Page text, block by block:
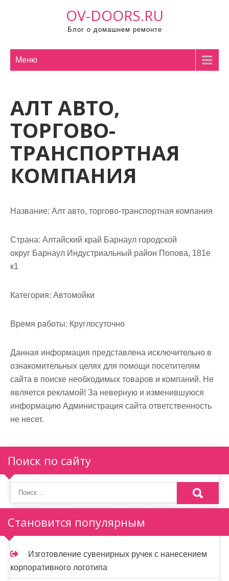
OV-DOORS.RU
Блог о домашнем ремонте
Меню
АЛТ АВТО,
ТОРГОВО-
ТРАНСПОРТНАЯ
КОМПАНИЯ
Название: Алт авто, торгово-транспортная компания
Страна: Алтайский край Барнаул городской
округ Барнаул Индустриальный район Попова, 181е
к1
Категория: Автомойки
Время работы: Круглосуточно
Данная информация представлена исключительно в
ознакомительных целях для помощи посетителям
сайта в поиске необходимых товаров и компаний. Не
является рекламой! За неверную и изменившуюся
информацию Администрация сайта ответственность
не несет.
Поиск по сайту
Становится популярным
Изготовление сувенирных ручек с нанесением
корпоративного логотипа